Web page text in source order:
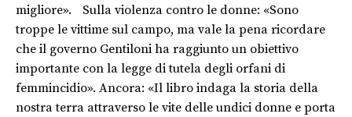
migliore». Sulla violenza contro le donne: «Sono
troppe le vittime sul campo, ma vale la pena ricordare
che il governo Gentiloni ha raggiunto un obiettivo
importante con la legge di tutela degli orfani di
femmincidio». Ancora: «Il libro indaga la storia della
nostra terra attraverso le vite delle undici donne e porta